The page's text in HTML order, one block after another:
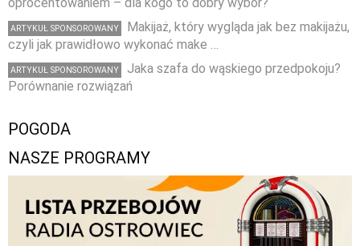
ARTYKUŁ SPONSOROWANY
Makijaż, który wygląda jak bez makijażu,
czyli jak prawidłowo wykonać make …
ARTYKUŁ SPONSOROWANY
Jaka szafa do wąskiego przedpokoju?
Porównanie rozwiązań
POGODA
NASZE PROGRAMY